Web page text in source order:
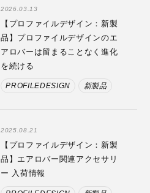
2026.03.13
【プロファイルデザイン：新製
品】プロファイルデザインのエ
アロバーは留まることなく進化
を続ける
PROFILEDESIGN 新製品
2025.08.21
【プロファイルデザイン：新製
品】エアロバー関連アクセサリ
ー 入荷情報